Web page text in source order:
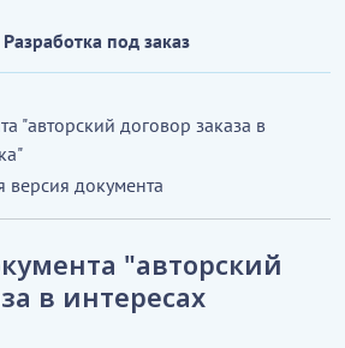
Разработка под заказ
"авторский договор заказа в
документа
"авторский
в интересах